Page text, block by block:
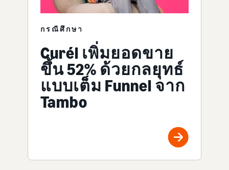
กรณีศึกษา
Curél เพิ่มยอดขาย
ขึ้น 52% ด้วยกลยุทธ์
แบบเต็ม Funnel จาก
Tambo